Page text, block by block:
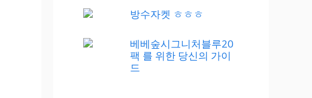
방수자켓 ㅎㅎㅎ
베베숲시그니처블루20
팩 를 위한 당신의 가이
드